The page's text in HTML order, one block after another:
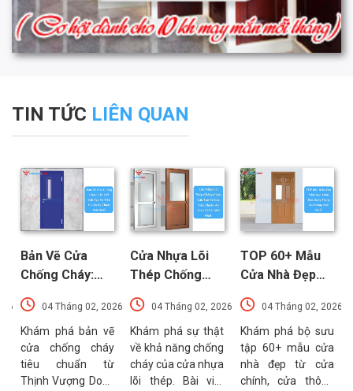
TIN TỨC LIÊN QUAN
Bản Vẽ Cửa
Chống Cháy:
Chi Tiết Cấu
Tạo Và Tiêu
Chuẩn Kỹ Thuật
Mới Nhất
04 Tháng 02, 2026
Khám phá bản vẽ
cửa chống cháy
tiêu chuẩn từ
Thịnh Vượng Door.
Cửa Nhựa Lõi
Thép Chống
Cháy: Cấu Tạo
Và Các Tiêu
Chuẩn An Toàn
PCCC Mới Nhất
04 Tháng 02, 2026
Khám phá sự thật
về khả năng chống
cháy của cửa nhựa
lõi thép. Bài viết
TOP 60+ Mẫu
Cửa Nhà Đẹp
Hiện Đại, Sang
Trọng Xu
Hướng Mới Nhất
04 Tháng 02, 2026
Khám phá bộ sưu
tập 60+ mẫu cửa
nhà đẹp từ cửa
chính, cửa thông